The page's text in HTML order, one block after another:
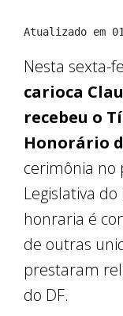
Atualizado em
Nesta sexta-
carioca
recebeu o
Honorário
cerimônia no
Legislativa do
honraria é
de outras
prestaram
do DF.